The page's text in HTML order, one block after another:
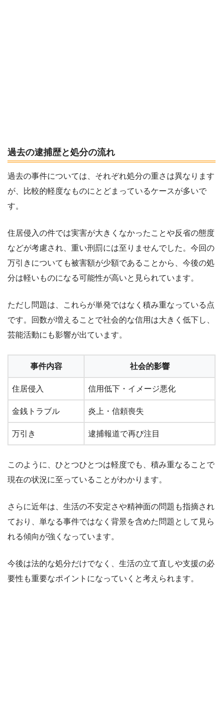
過去の逮捕歴と処分の流れ
過去の事件については、それぞれ処分の重さは異なります
が、比較的軽度なものにとどまっているケースが多いで
す。
住居侵入の件では実害が大きくなかったことや反省の態度
などが考慮され、重い刑罰には至りませんでした。今回の
万引きについても被害額が少額であることから、今後の処
分は軽いものになる可能性が高いと見られています。
ただし問題は、これらが単発ではなく積み重なっている点
です。回数が増えることで社会的な信用は大きく低下し、
芸能活動にも影響が出ています。
事件内容 社会的影響
住居侵入 信用低下・イメージ悪化
金銭トラブル 炎上・信頼喪失
万引き 逮捕報道で再び注目
このように、ひとつひとつは軽度でも、積み重なることで
現在の状況に至っていることがわかります。
さらに近年は、生活の不安定さや精神面の問題も指摘され
ており、単なる事件ではなく背景を含めた問題として見ら
れる傾向が強くなっています。
今後は法的な処分だけでなく、生活の立て直しや支援の必
要性も重要なポイントになっていくと考えられます。